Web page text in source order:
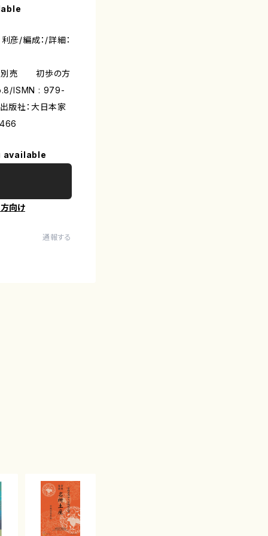
彦/編成：/詳細：
別売 初歩の方
ISMN : 979-
社：大日本家
available
向け
通報する